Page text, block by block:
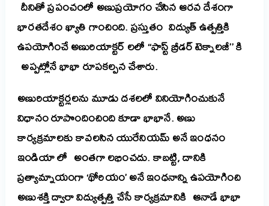
దీనితో ప్రపంచంలో అణుప్రయోగం చేసిన ఆరవ దేశంగా
భారతదేశం ఖ్యాతి గాంచింది. ప్రస్తుతం విద్యుత్ ఉత్పత్తికి
ఉపయోగించే అణురియాక్టర్ లలో ‘‘ఫాస్ట్ బ్రీడర్ టెక్నాలజీ’’ కి
అప్పట్లోనే భాభా రూపకల్పన చేశారు.
అణురియాక్టర్లలను మూడు దశలలో వినియోగించుకునే
విధానం రూపొందించింది కూడా భాభానే. అణు
కార్యక్రమాలకు కావలసిన యురేనియమ్ అనే ఇంధనం
ఇండియాలో అంతగా లభించదు. కాబట్టి, దానికి
ప్రత్యామ్నాయంగా ‘థోరియం’ అనే ఇంధనాన్ని ఉపయోగించి
అణుశక్తి ద్వారా విద్యుత్పత్తి చేసే కార్యక్రమానికి ఆనాడే భాభా